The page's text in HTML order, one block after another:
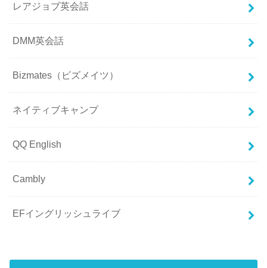
レアジョブ英会話
DMM英会話
Bizmates（ビズメイツ）
ネイティブキャンプ
QQ English
Cambly
EFイングリッシュライブ